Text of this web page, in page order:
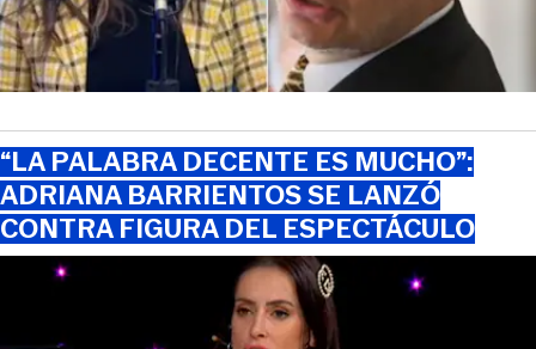
“LA PALABRA DECENTE ES MUCHO”:
ADRIANA BARRIENTOS SE LANZÓ
CONTRA FIGURA DEL ESPECTÁCULO